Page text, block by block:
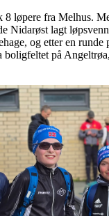
løpere fra Melhus.
Nidarøst lagt
og etter en
boligfeltet på